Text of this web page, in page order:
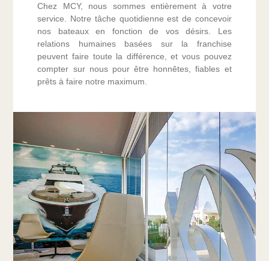
Chez MCY, nous sommes entièrement à votre
service. Notre tâche quotidienne est de concevoir
nos bateaux en fonction de vos désirs. Les
relations humaines basées sur la franchise
peuvent faire toute la différence, et vous pouvez
compter sur nous pour être honnêtes, fiables et
prêts à faire notre maximum.